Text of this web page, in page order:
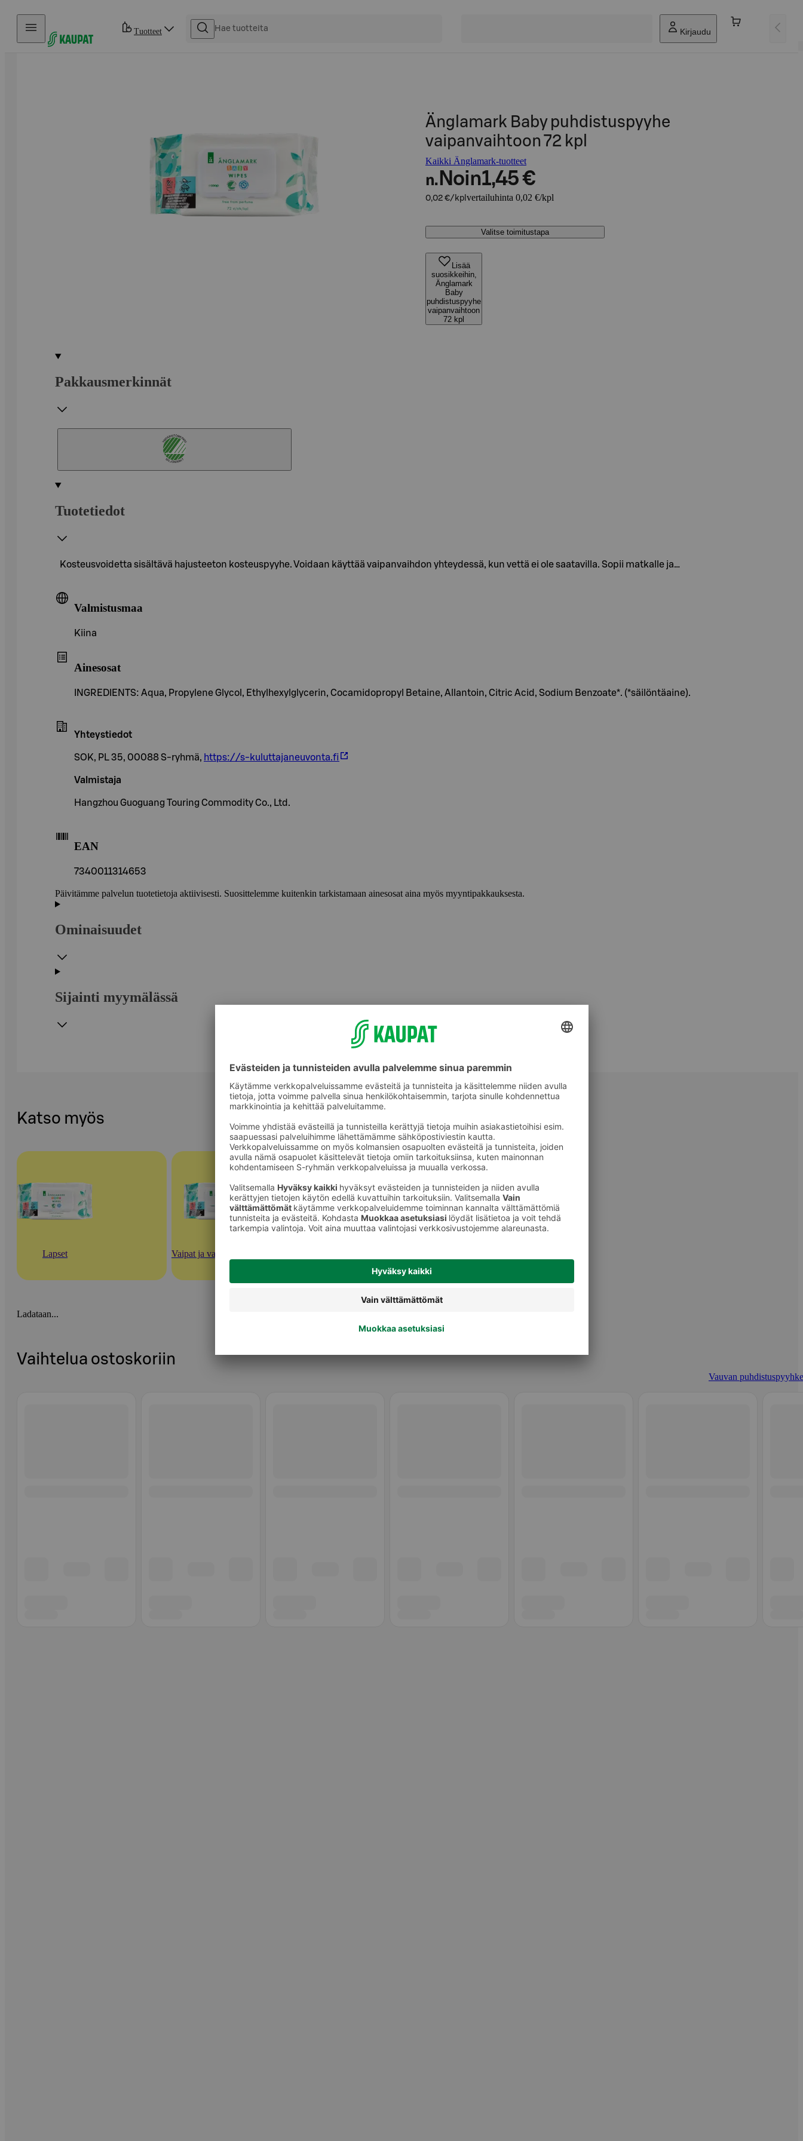
Hyppää sisältöön
Tuotteet Kirjaudu
Änglamark Baby puhdistuspyyhe
vaipanvaihtoon 72 kpl
Kaikki Änglamark-tuotteet
n. Noin1,45 €
0,02 €/kpl vertailuhinta 0,02 €/kpl
Valitse toimitustapa
Lisää
suosikkeihin,
Änglamark
Baby
puhdistuspyyhe
vaipanvaihtoon
72 kpl
Pakkausmerkinnät
Tuotetiedot
Kosteusvoidetta sisältävä hajusteeton kosteuspyyhe. Voidaan käyttää vaipanvaihdon yhteydessä, kun vettä ei ole saatavilla. Sopii matkalle ja…
Valmistusmaa
Kiina
Ainesosat
INGREDIENTS: Aqua, Propylene Glycol, Ethylhexylglycerin, Cocamidopropyl Betaine, Allantoin, Citric Acid, Sodium Benzoate*. (*säilöntäaine).
Yhteystiedot
SOK, PL 35, 00088 S-ryhmä, https://s-kuluttajaneuvonta.fi
Valmistaja
Hangzhou Guoguang Touring Commodity Co., Ltd.
EAN
7340011314653
Päivitämme palvelun tuotetietoja aktiivisesti. Suosittelemme kuitenkin tarkistamaan ainesosat aina myös myyntipakkauksesta.
Ominaisuudet
Sijainti myymälässä
Katso myös
Lapset Vaipat ja vauvan ihonhoito
Ladataan...
Vaihtelua ostoskoriin
Vauvan